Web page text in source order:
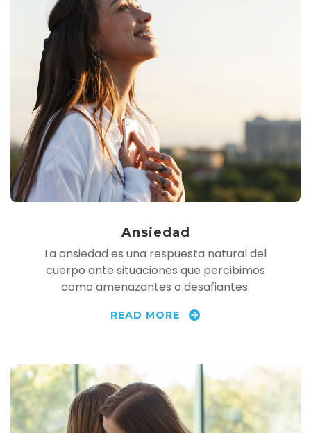
Ansiedad
La ansiedad es una respuesta natural del
cuerpo ante situaciones que percibimos
como amenazantes o desafiantes.
READ MORE